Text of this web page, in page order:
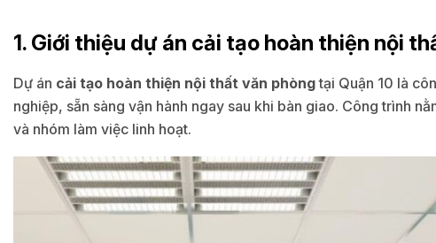
1. Giới thiệu dự án cải tạo hoàn thiện nội
Dự án cải tạo hoàn thiện nội thất văn phòngtại Quận 10 là
nghiệp, sẵn sàng vận hành ngay sau khi bàn giao. Công trình
và nhóm làm việc linh hoạt.